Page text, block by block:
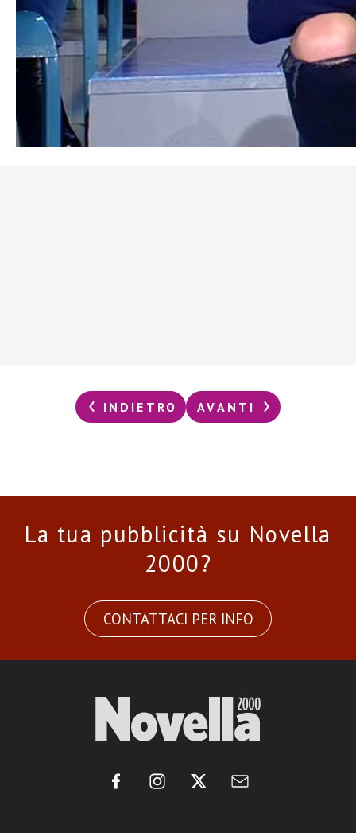
INDIETRO AVANTI
La tua pubblicità su Novella
2000?
CONTATTACI PER INFO